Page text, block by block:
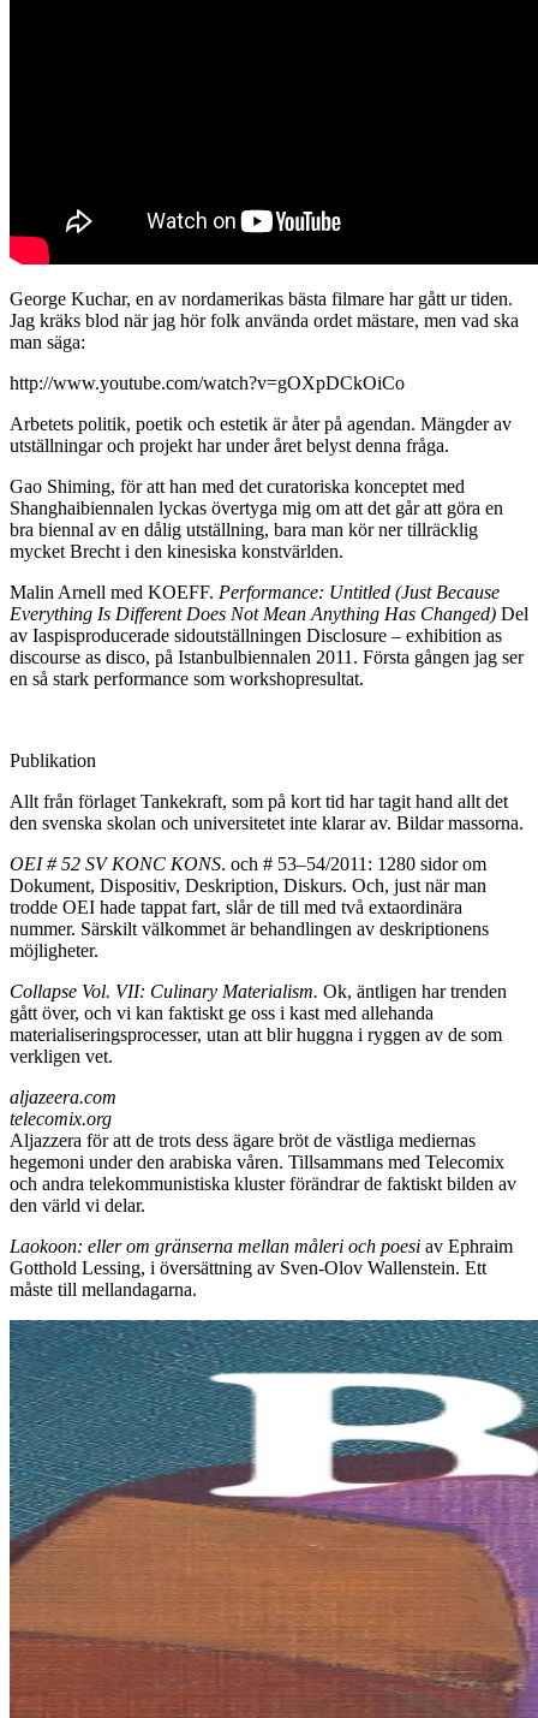
George Kuchar, en av nordamerikas bästa filmare har gått ur tiden.
Jag kräks blod när jag hör folk använda ordet mästare, men vad ska
man säga:
http://www.youtube.com/watch?v=gOXpDCkOiCo
Arbetets politik, poetik och estetik är åter på agendan. Mängder av
utställningar och projekt har under året belyst denna fråga.
Gao Shiming, för att han med det curatoriska konceptet med
Shanghaibiennalen lyckas övertyga mig om att det går att göra en
bra biennal av en dålig utställning, bara man kör ner tillräcklig
mycket Brecht i den kinesiska konstvärlden.
Malin Arnell med KOEFF. Performance: Untitled (Just Because
Everything Is Different Does Not Mean Anything Has Changed) Del
av Iaspisproducerade sidoutställningen Disclosure – exhibition as
discourse as disco, på Istanbulbiennalen 2011. Första gången jag ser
en så stark performance som workshopresultat.
Publikation
Allt från förlaget Tankekraft, som på kort tid har tagit hand allt det
den svenska skolan och universitetet inte klarar av. Bildar massorna.
OEI # 52 SV KONC KONS. och # 53–54/2011: 1280 sidor om
Dokument, Dispositiv, Deskription, Diskurs. Och, just när man
trodde OEI hade tappat fart, slår de till med två extaordinära
nummer. Särskilt välkommet är behandlingen av deskriptionens
möjligheter.
Collapse Vol. VII: Culinary Materialism. Ok, äntligen har trenden
gått över, och vi kan faktiskt ge oss i kast med allehanda
materialiseringsprocesser, utan att blir huggna i ryggen av de som
verkligen vet.
aljazeera.com
telecomix.org
Aljazzera för att de trots dess ägare bröt de västliga mediernas
hegemoni under den arabiska våren. Tillsammans med Telecomix
och andra telekommunistiska kluster förändrar de faktiskt bilden av
den värld vi delar.
Laokoon: eller om gränserna mellan måleri och poesi av Ephraim
Gotthold Lessing, i översättning av Sven-Olov Wallenstein. Ett
måste till mellandagarna.